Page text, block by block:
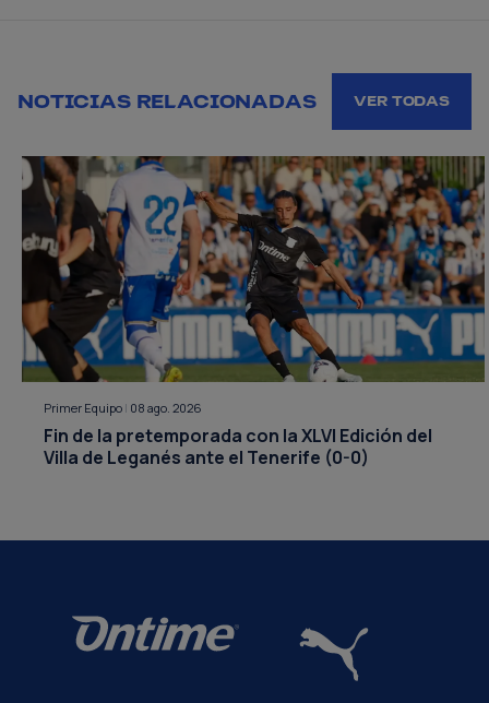
NOTICIAS RELACIONADAS VER TODAS
Primer Equipo | 08 ago. 2026
Fin de la pretemporada con la XLVI Edición del
Villa de Leganés ante el Tenerife (0-0)